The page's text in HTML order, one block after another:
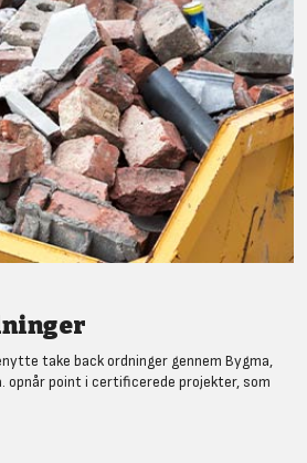
take back ordninger gennem Bygma,
opnår point i certificerede projekter, som